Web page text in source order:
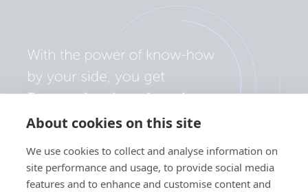
About cookies on this site
We use cookies to collect and analyse information on
site performance and usage, to provide social media
features and to enhance and customise content and